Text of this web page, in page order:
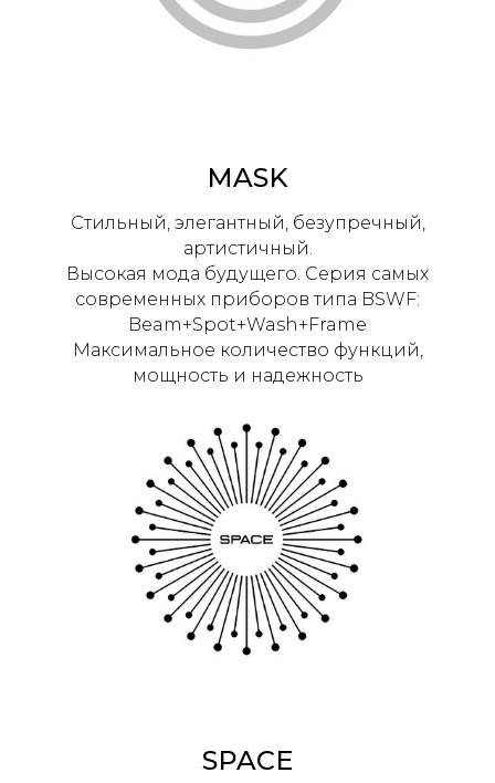
MASK
Стильный, элегантный, безупречный,
артистичный.
Высокая мода будущего. Серия самых
современных приборов типа BSWF:
Beam+Spot+Wash+Frame
Максимальное количество функций,
мощность и надежность
SPACE